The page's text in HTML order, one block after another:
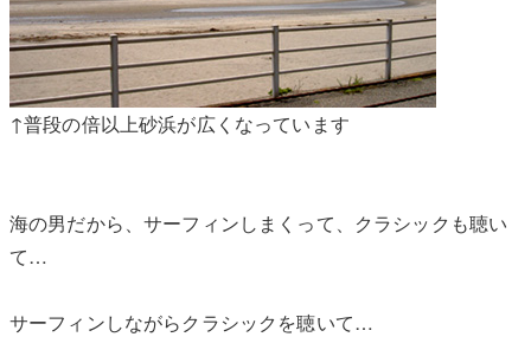
↑普段の倍以上砂浜が広くなっています
海の男だから、サーフィンしまくって、クラシックも聴い
て…
サーフィンしながらクラシックを聴いて…